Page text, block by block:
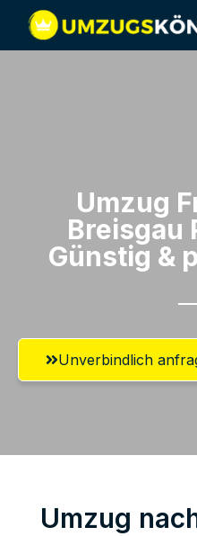
Umzug
Breisgau​
Günstig &
Unverbindlich
Umzug